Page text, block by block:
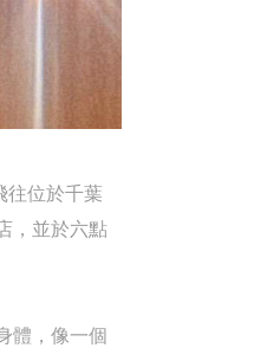
往位於千葉
，並於六點
體，像一個